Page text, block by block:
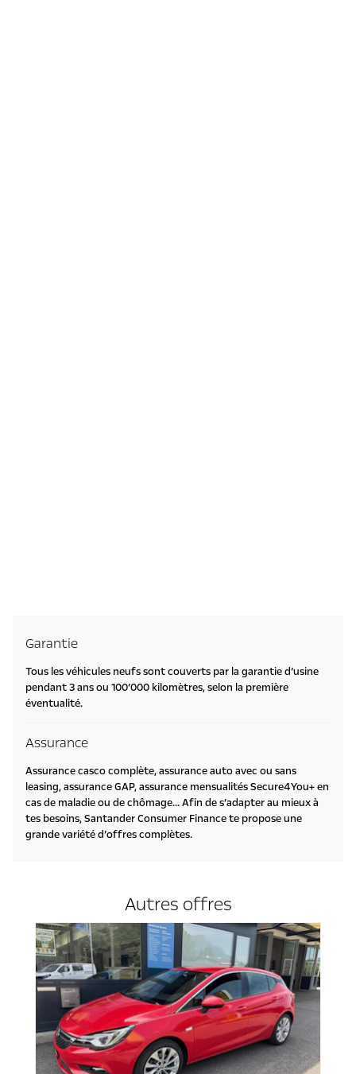
Garantie
Tous les véhicules neufs sont couverts par la garantie d’usine
pendant 3 ans ou 100’000 kilomètres, selon la première
éventualité.
Assurance
Assurance casco complète, assurance auto avec ou sans
leasing, assurance GAP, assurance mensualités Secure4You+ en
cas de maladie ou de chômage... Afin de s’adapter au mieux à
tes besoins, Santander Consumer Finance te propose une
grande variété d’offres complètes.
Autres offres